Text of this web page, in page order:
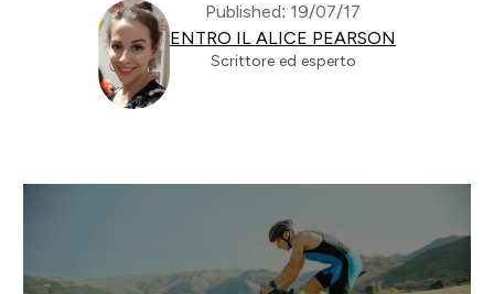
Published: 19/07/17
ENTRO IL ALICE PEARSON
Scrittore ed esperto